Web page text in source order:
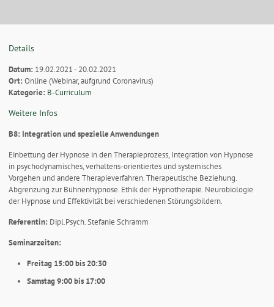
Details
Datum: 19.02.2021 - 20.02.2021
Ort:Online (Webinar, aufgrund Coronavirus)
Kategorie: B-Curriculum
Weitere Infos
B8: Integration und spezielle Anwendungen
Einbettung der Hypnose in den Therapieprozess, Integration von Hypnose
in psychodynamisches, verhaltens-orientiertes und systemisches
Vorgehen und andere Therapieverfahren. Therapeutische Beziehung.
Abgrenzung zur Bühnenhypnose. Ethik der Hypnotherapie. Neurobiologie
der Hypnose und Effektivität bei verschiedenen Störungsbildern.
Referentin: Dipl.Psych. Stefanie Schramm
Seminarzeiten:
Freitag 15:00 bis 20:30
Samstag 9:00 bis 17:00